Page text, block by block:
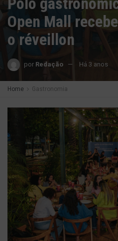
Open Mall
o réveillon
por Redação Há 3 anos
Home Gastronomia